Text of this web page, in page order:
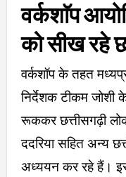
वर्कशाॅप
को सीख रहे
वर्कशॉप के तहत
निर्देशक टीकम जोशी
रूककर छत्तीसगढ़ी
ददरिया सहित अन्य
अध्ययन कर रहे हैं।